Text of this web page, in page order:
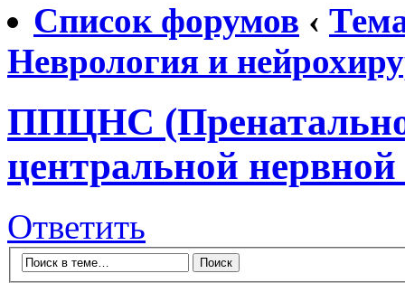
Список форумов ‹
Неврология и
ППЦНС
центральной
Ответить